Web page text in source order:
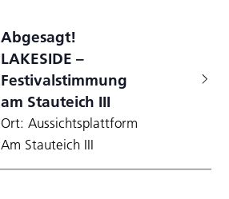
Abgesagt!
LAKESIDE –
Festivalstimmung
am Stauteich III
Ort: Aussichtsplattform
Am Stauteich III